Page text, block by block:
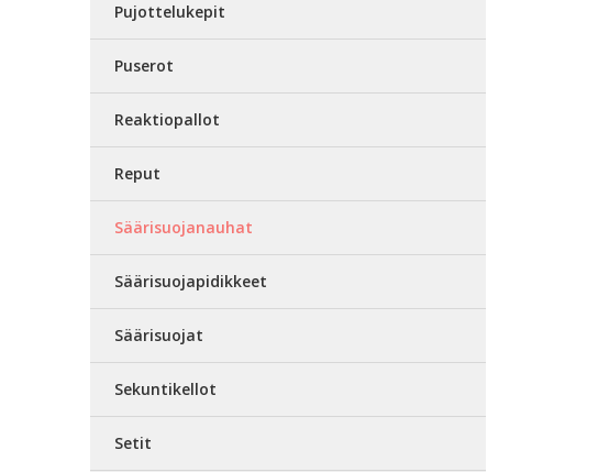
Pujottelukepit
Puserot
Reaktiopallot
Reput
Säärisuojanauhat
Säärisuojapidikkeet
Säärisuojat
Sekuntikellot
Setit